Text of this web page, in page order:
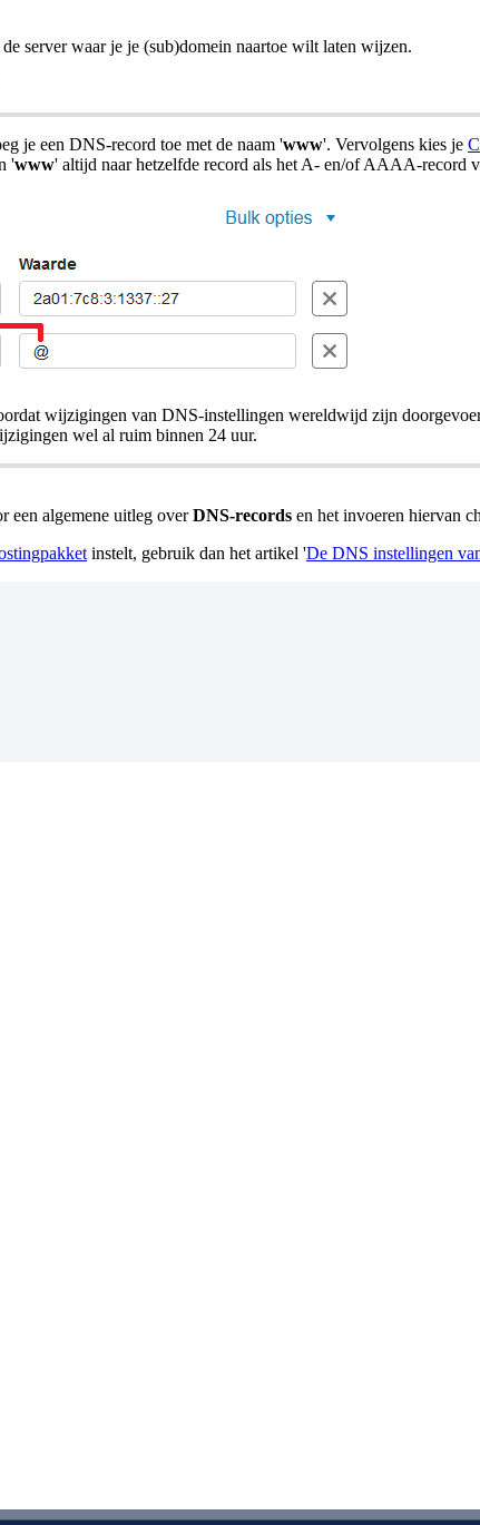
server waar je je (sub)domein naartoe wilt laten wijzen.
je een DNS-record toe met de naam 'www'. Vervolgens kies je
'www' altijd naar hetzelfde record als het A- en/of AAAA-record
wijzigingen van DNS-instellingen wereldwijd zijn
wel al ruim binnen 24 uur.
een algemene uitleg overDNS-records en het invoeren hiervan
instelt, gebruik dan het artikel 'De DNS instellingen